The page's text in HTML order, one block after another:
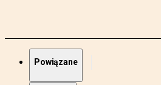
Powiązane